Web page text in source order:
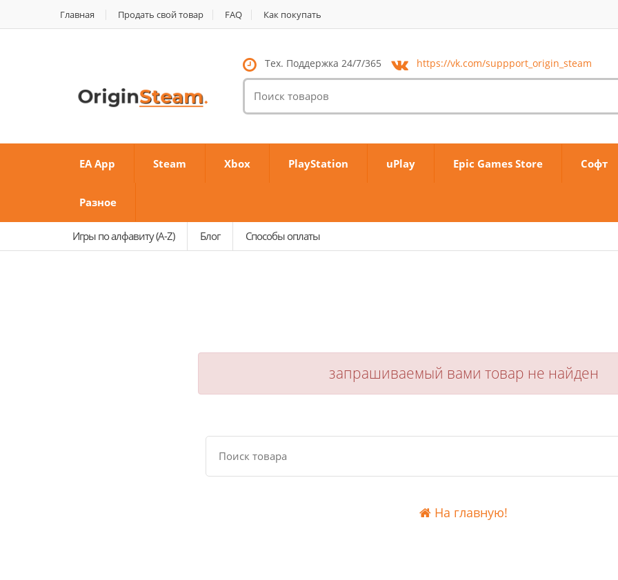
Главная Продать свой товар FAQ Как покупать
Тех. Поддержка 24/7/365 https://vk.com/suppport_origin_steam
Поиск
товаров:
EA App Steam Xbox PlayStation uPlay Epic Games Store Софт
Разное
Игры по алфавиту (A-Z) Блог Способы оплаты
запрашиваемый вами товар не найден
На главную!